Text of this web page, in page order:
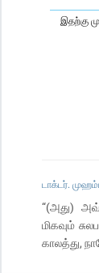
இதற்கு
டாக்டர்.
“(அது)
மிகவும்
காலத்து,